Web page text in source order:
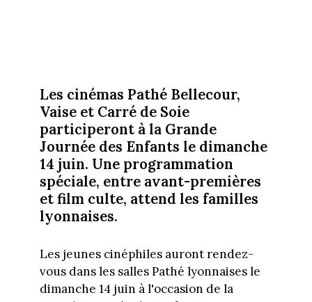
Les cinémas Pathé Bellecour,
Vaise et Carré de Soie
participeront à la Grande
Journée des Enfants le dimanche
14 juin. Une programmation
spéciale, entre avant-premières
et film culte, attend les familles
lyonnaises.
Les jeunes cinéphiles auront rendez-
vous dans les salles Pathé lyonnaises le
dimanche 14 juin à l'occasion de la